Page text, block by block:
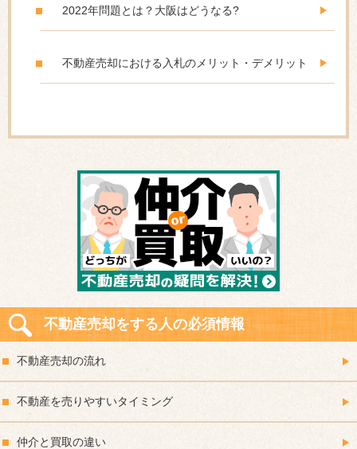
2022年問題とは？大阪はどうなる?
不動産売却における入札のメリット・デメリット
不動産売却をする人の必須情報
不動産売却の流れ
不動産を売りやすいタイミング
仲介と買取の違い